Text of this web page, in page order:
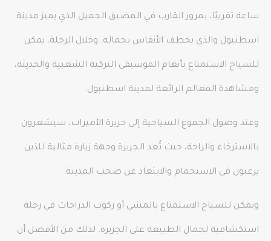
ساعة تقريبًا، بمرور القارب في المضيق الجميل الذي يميز مدينة
اسطنبول والذي يخطف الأنفاس بجماله. وخلال الرحلة، يمكن
للسياح الاستمتاع بأنغام الموسيقى التركية الشعبية والحديثة،
ومشاهدة المعالم الرائعة لمدينة اسطنبول.
وعند وصول الجموع السياحية إلى جزيرة الأميرات، سيشعرون
بالاسترخاء والراحة، حيث تُعد الجزيرة وجهة زيارة مثالية للذين
يرغبون في الاستجمام والابتعاد عن صخب المدينة.
ويمكن للسياح الاستمتاع بالمشي أو ركوب الدراجات في رحلة
استكشافية لجمال الطبيعة على الجزيرة. لذلك من الأفضل أن